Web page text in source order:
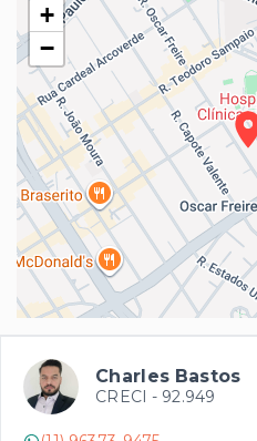
+
−
Charles Bastos
CRECI - 92.949